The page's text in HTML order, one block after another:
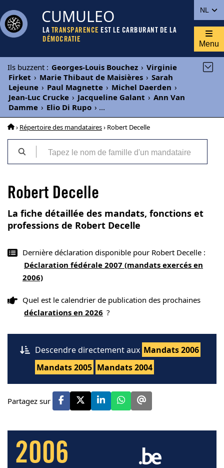
NL
CUMULEO
LA TRANSPARENCE EST LE CARBURANT DE LA
DÉMOCRATIE
Menu
Ils buzzent : Georges-Louis Bouchez › Virginie
Firket › Marie Thibaut de Maisières › Sarah
Lejeune › Paul Magnette › Michel Daerden ›
Jean-Luc Crucke › Jacqueline Galant › Ann Van
Damme › Elio Di Rupo › ...
› Répertoire des mandataires› Robert Decelle
Robert Decelle
La fiche détaillée des mandats, fonctions et
professions de Robert Decelle
Dernière déclaration disponible pour Robert Decelle :
Déclaration fédérale 2007 (mandats exercés en
2006)
Quel est le calendrier de publication des prochaines
déclarations en 2026 ?
Descendre directement aux Mandats 2006
Mandats 2005 Mandats 2004
Partagez sur
2006